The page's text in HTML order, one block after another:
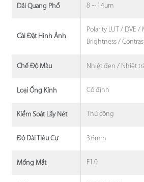
Dải Quang Phổ 8 ~ 14um
Cài Đặt Hình Ảnh
Polarity LUT / DVE /
Brightness /
Chế Độ Màu Nhiệt đen / Nhiệt
Loại Ống Kính Cố định
Kiểm Soát Lấy Nét Thủ công
Độ Dài Tiêu Cự 3.6mm
Mống Mắt F1.0